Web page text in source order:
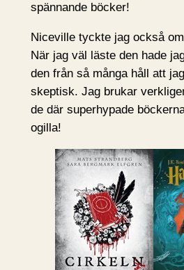
spännande böcker!
Niceville tyckte jag också
När jag väl läste den hade
den från så många håll att
skeptisk. Jag brukar
de där superhypade
ogilla!